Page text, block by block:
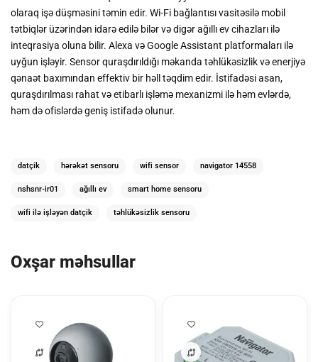
olaraq işə düşməsini təmin edir. Wi-Fi bağlantısı vasitəsilə mobil
tətbiqlər üzərindən idarə edilə bilər və digər ağıllı ev cihazları ilə
inteqrasiya oluna bilir. Alexa və Google Assistant platformaları ilə
uyğun işləyir. Sensor quraşdırıldığı məkanda təhlükəsizlik və enerjiyə
qənaət baxımından effektiv bir həll təqdim edir. İstifadəsi asan,
quraşdırılması rahat və etibarlı işləmə mexanizmi ilə həm evlərdə,
həm də ofislərdə geniş istifadə olunur.
datçik hərəkət sensoru wifi sensor navigator 14558
nshsnr-ir01 ağıllı ev smart home sensoru
wifi ilə işləyən datçik təhlükəsizlik sensoru
Oxşar məhsullar